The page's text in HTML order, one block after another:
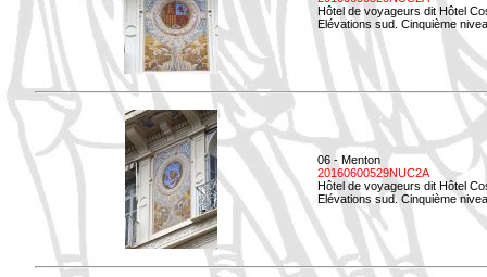
Hôtel de voyageurs dit Hôtel
Elévations sud. Cinquième
06 - Menton
20160600529NUC2A
Hôtel de voyageurs dit Hôtel
Elévations sud. Cinquième